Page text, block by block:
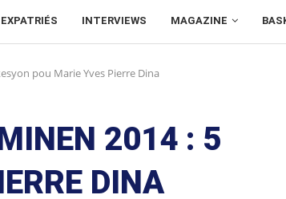
EXPATRIÉS INTERVIEWS MAGAZINE
pou Marie Yves Pierre Dina
2014 : 5
DINA